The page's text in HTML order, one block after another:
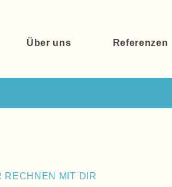
Über uns Referenzen
RECHNEN MIT DIR